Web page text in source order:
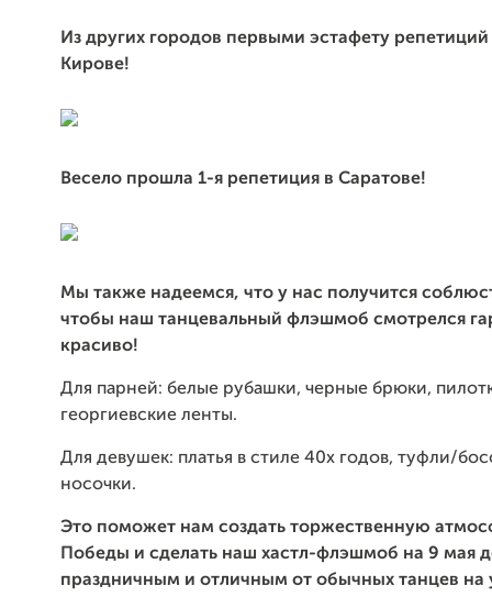
Из других городов первыми эстафету
Кирове!
Весело прошла 1-я репетиция в Саратове!
Мы также надеемся, что у нас получится
чтобы наш танцевальный флэшмоб смотрелся
красиво!
Для парней: белые рубашки, черные брюки,
георгиевские ленты.
Для девушек: платья в стиле 40х годов, туфли/
носочки.
Это поможет нам создать торжественную
Победы и сделать наш хастл-флэшмоб на 9 мая
праздничным и отличным от обычных танцев на